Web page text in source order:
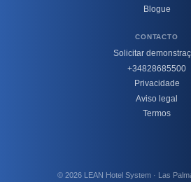
Blogue
CONTACTO
Solicitar
+34828685500
Privacidade
Aviso legal
Termos
© 2026 LEAN Hotel System · Las